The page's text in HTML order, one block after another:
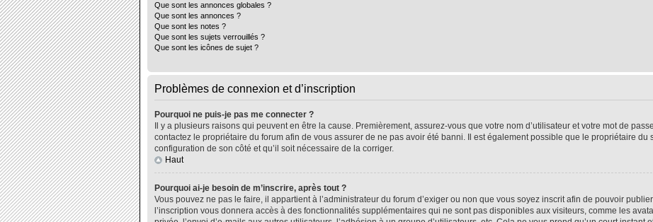
Que sont les annonces globales ?
Que sont les annonces ?
Que sont les notes ?
Que sont les sujets verrouillés ?
Que sont les icônes de sujet ?
Problèmes de connexion et d’inscription
Pourquoi ne puis-je pas me connecter ?
Il y a plusieurs raisons qui peuvent en être la cause. Premièrement, assurez-vous que votre nom d’utilisateur et votre mot de
contactez le propriétaire du forum afin de vous assurer de ne pas avoir été banni. Il est également possible que le propriétaire du
configuration de son côté et qu’il soit nécessaire de la corriger.
Haut
Pourquoi ai-je besoin de m’inscrire, après tout ?
Vous pouvez ne pas le faire, il appartient à l’administrateur du forum d’exiger ou non que vous soyez inscrit afin de pouvoir
l’inscription vous donnera accès à des fonctionnalités supplémentaires qui ne sont pas disponibles aux visiteurs, comme les